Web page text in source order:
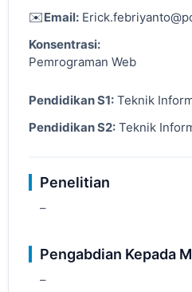
✉️Email:
Konsentrasi:
Pemrograman Web
Pendidikan S1: Teknik
Pendidikan S2: Teknik
Penelitian
–
Pengabdian Kepada
–